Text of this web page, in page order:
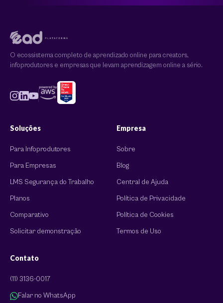
O ecossistema completo de aprendizado online para creators,
infoprodutores e empresas que levam aprendizagem online a sério.
Soluções
Para Infoprodutores
Para Empresas
LMS Segurança do Trabalho
Planos
Comparativo
Solicitar demonstração
Empresa
Sobre
Blog
Central de Ajuda
Política de Privacidade
Política de Cookies
Termos de Uso
Contato
(11) 3136-0017
Falar no WhatsApp